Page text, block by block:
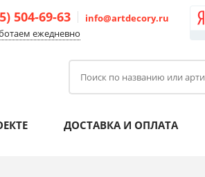
504-69-63
info@artdecory.ru
ежедневно
ДОСТАВКА И ОПЛАТА